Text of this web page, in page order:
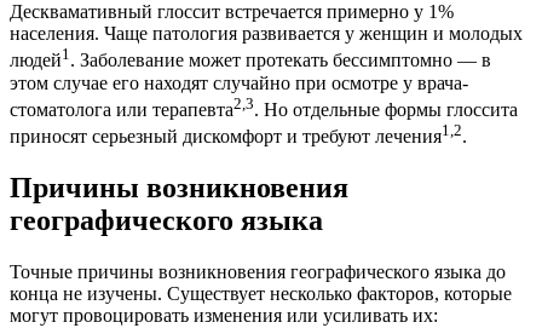
Десквамативный глоссит встречается примерно у 1%
населения. Чаще патология развивается у женщин и молодых
людей1. Заболевание может протекать бессимптомно — в
этом случае его находят случайно при осмотре у врача-
стоматолога или терапевта2,3. Но отдельные формы глоссита
приносят серьезный дискомфорт и требуют лечения1,2.
Причины возникновения
географического языка
Точные причины возникновения географического языка до
конца не изучены. Существует несколько факторов, которые
могут провоцировать изменения или усиливать их: